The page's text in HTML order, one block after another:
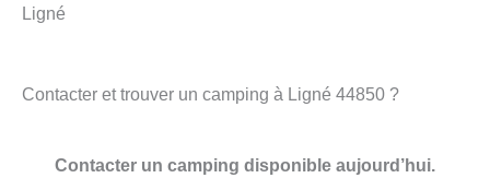
Ligné
Contacter et trouver un camping à Ligné 44850 ?
Contacter un camping disponible aujourd’hui.